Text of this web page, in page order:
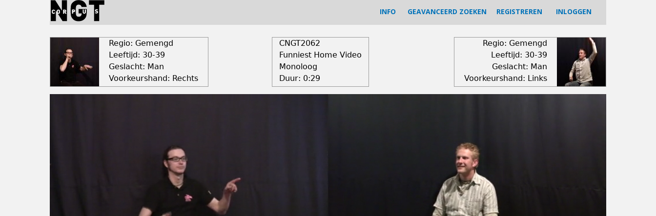
INFO GEAVANCEERD ZOEKEN REGISTREREN INLOGGEN
Regio: Gemengd
Leeftijd: 30-39
Geslacht: Man
Voorkeurshand: Rechts
CNGT2062
Funniest Home Video
Monoloog
Duur: 0:29
Regio: Gemengd
Leeftijd: 30-39
Geslacht: Man
Voorkeurshand: Links